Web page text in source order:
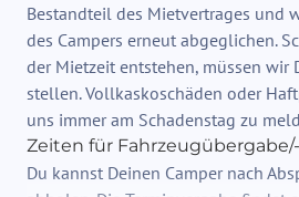
Bestandteil des Mietvertrages und
des Campers erneut abgeglichen.
der Mietzeit entstehen, müssen wir
stellen. Vollkaskoschäden oder
uns immer am Schadenstag zu
Zeiten für
Du kannst Deinen Camper nach